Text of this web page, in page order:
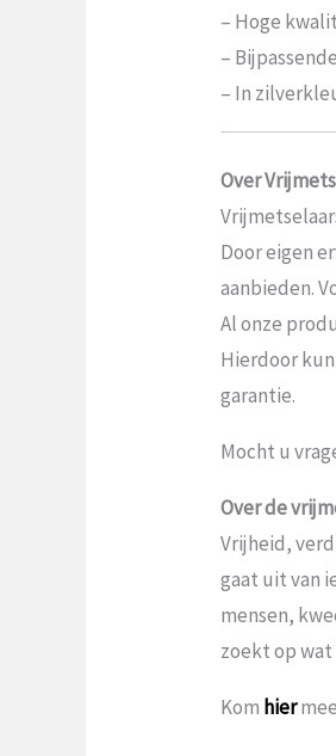
– Hoge
–
– In
Over
Door eigen
aanbieden.
Al onze
Hierdoor
garantie.
Mocht u
Over de
Vrijheid,
gaat uit van
mensen,
zoekt op
Kom hier